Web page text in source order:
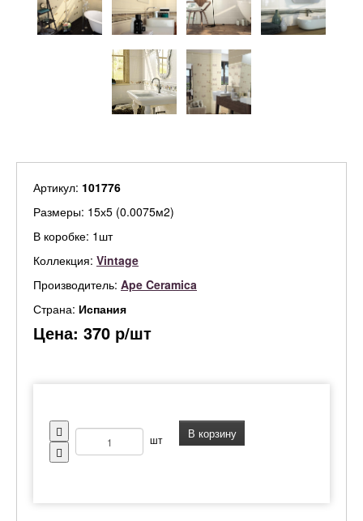
Артикул: 101776
Размеры: 15х5 (0.0075м2)
В коробке: 1шт
Коллекция: Vintage
Производитель: Ape Ceramica
Страна: Испания
Цена: 370 р/шт
шт В корзину